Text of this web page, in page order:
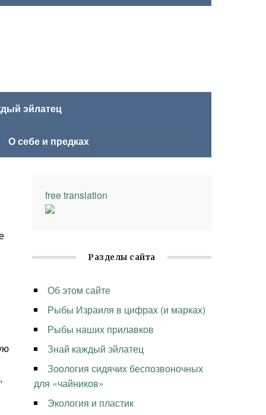
эйлатец
О себе и предках
free translation
Разделы сайта
Об этом сайте
Рыбы Израиля в цифрах (и марках)
Рыбы наших прилавков
Знай каждый эйлатец
Зоология сидячих беспозвоночных
для «чайников»
Экология и пластик